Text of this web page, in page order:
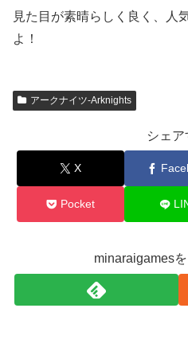
見た目が素晴らしく良く、人
よ！
アークナイツ-Arknights
シェア
X
Pocket
minaraigames